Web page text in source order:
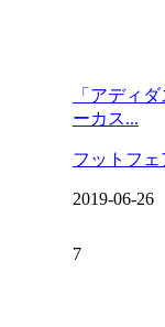
「アディ
ーカス...
フットフェ
2019-06-26